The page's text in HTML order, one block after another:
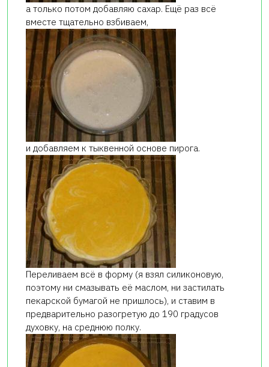
а только потом добавляю сахар. Ещё раз всё
вместе тщательно взбиваем,
и добавляем к тыквенной основе пирога.
Переливаем всё в форму (я взял силиконовую,
поэтому ни смазывать её маслом, ни застилать
пекарской бумагой не пришлось), и ставим в
предварительно разогретую до 190 градусов
духовку, на среднюю полку.